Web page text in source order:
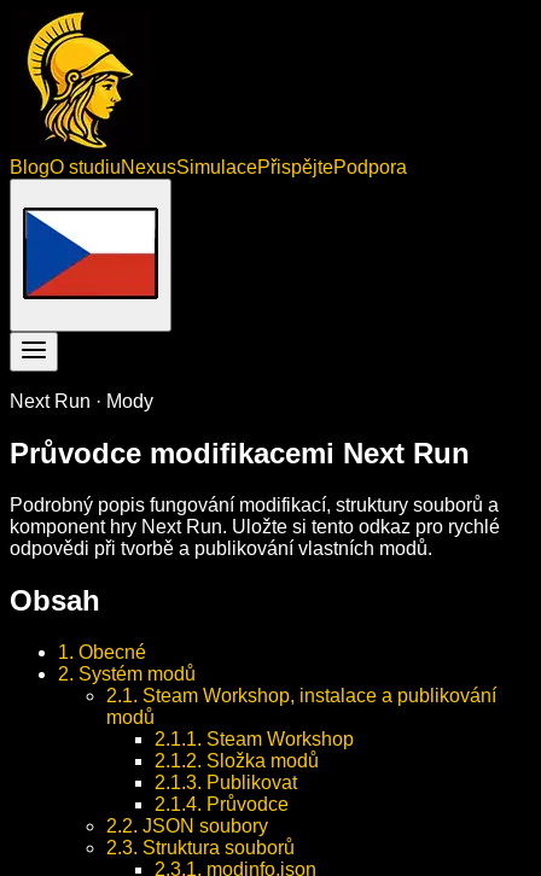
BlogO studiuNexusSimulacePřispějtePodpora
Next Run · Mody
Průvodce modifikacemi Next Run
Podrobný popis fungování modifikací, struktury souborů a
komponent hry Next Run. Uložte si tento odkaz pro rychlé
odpovědi při tvorbě a publikování vlastních modů.
Obsah
1. Obecné
2. Systém modů
2.1. Steam Workshop, instalace a publikování
modů
2.1.1. Steam Workshop
2.1.2. Složka modů
2.1.3. Publikovat
2.1.4. Průvodce
2.2. JSON soubory
2.3. Struktura souborů
2.3.1. modinfo.json